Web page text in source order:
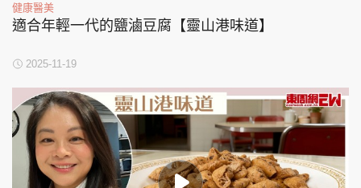
健康醫美
適合年輕一代的鹽滷豆腐【靈山港味道】
2025-11-19